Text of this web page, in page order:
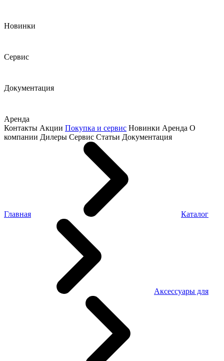
Новинки
Сервис
Документация
Аренда
Контакты Акции Покупка и сервис Новинки Аренда О
компании Дилеры Сервис Статьи Документация
Главная Каталог
Аксессуары для